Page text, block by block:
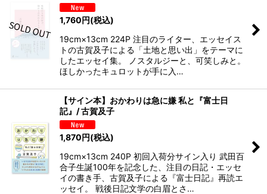
1,760円(税込)
19cm×13cm 224P 注目のライター、エッセイス
トの古賀及子による「土地と思い出」をテーマに
したエッセイ集。 ノスタルジーと、可笑しみと。
ほしかったキュロットが手に入…
【サイン本】おかわりは急に嫌 私と『富士日
記』/ 古賀及子
1,870円(税込)
19cm×13cm 240P 初回入荷分サイン入り 武田百
合子生誕100年を記念した、注目の日記・エッセ
イの書き手、古賀及子による『富士日記』再読エ
ッセイ。 戦後日記文学の白眉とさ…